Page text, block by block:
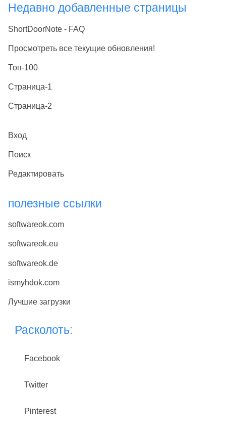
Недавно добавленные страницы
ShortDoorNote - FAQ
Просмотреть все текущие обновления!
Топ-100
Страница-1
Страница-2
Вход
Поиск
Редактировать
полезные ссылки
softwareok.com
softwareok.eu
softwareok.de
ismyhdok.com
Лучшие загрузки
Расколоть:
Facebook
Twitter
Pinterest